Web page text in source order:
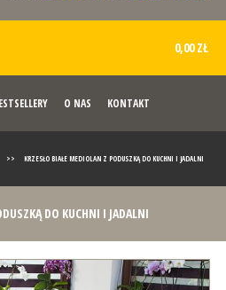
0,00 ZŁ
O NAS KONTAKT
>> KRZESŁO BIAŁE MEDIOLAN Z PODUSZKĄ DO KUCHNI I JADALNI
DO KUCHNI I JADALNI